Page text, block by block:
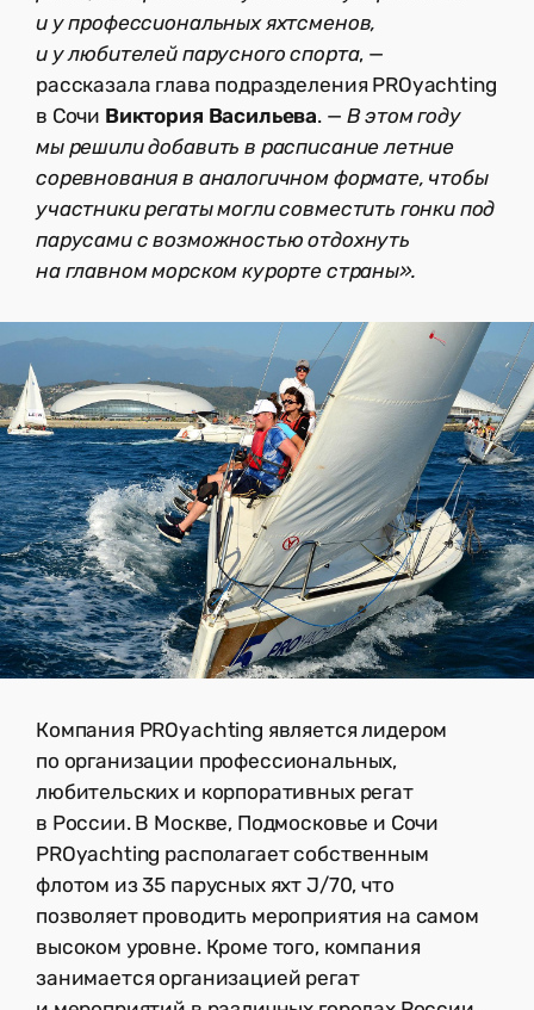
и у профессиональных яхтсменов,
и у любителей парусного спорта, —
рассказала глава подразделения PROyachting
в Сочи Виктория Васильева. — В этом году
мы решили добавить в расписание летние
соревнования в аналогичном формате, чтобы
участники регаты могли совместить гонки под
парусами с возможностью отдохнуть
на главном морском курорте страны».
Компания PROyachting является лидером
по организации профессиональных,
любительских и корпоративных регат
в России. В Москве, Подмосковье и Сочи
PROyachting располагает собственным
флотом из 35 парусных яхт J/70, что
позволяет проводить мероприятия на самом
высоком уровне. Кроме того, компания
занимается организацией регат